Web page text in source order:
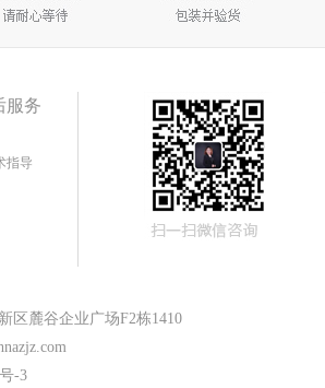
服务
指导
区麓谷企业广场F2栋1410
-3